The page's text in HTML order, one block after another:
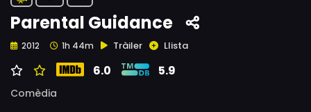
Parental Guidance
2012 1h 44m Tràiler Llista
6.0 5.9
Comèdia